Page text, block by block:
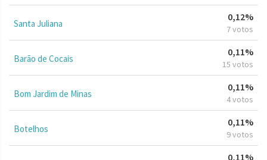
Santa Juliana
0,12%
7 votos
Barão de Cocais
0,11%
15 votos
Bom Jardim de Minas
0,11%
4 votos
Botelhos
0,11%
9 votos
0,11%